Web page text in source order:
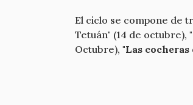
El ciclo se compone de
Tetuán" (14 de octubre),
Octubre), "Las